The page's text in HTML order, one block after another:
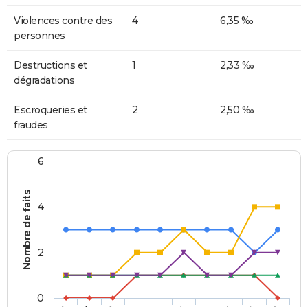
Violences contre des
personnes
4 6,35 ‰
Destructions et
dégradations
1 2,33 ‰
Escroqueries et
fraudes
2 2,50 ‰
Nombre de faits
0
2
4
6